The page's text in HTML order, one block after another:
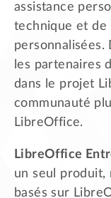
assistance
technique et de
les partenaires
dans le projet
communauté
LibreOffice.
LibreOffice
un seul produit,
basés sur